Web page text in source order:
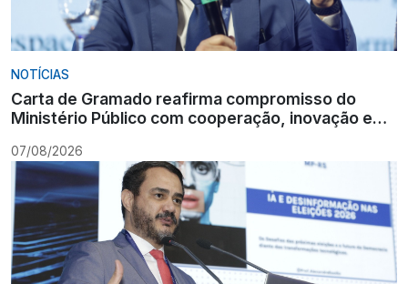
NOTÍCIAS
Carta de Gramado reafirma compromisso do
Ministério Público com cooperação, inovação e
07/08/2026